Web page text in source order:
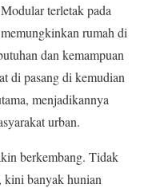
terletak pada
rumah di
dan kemampuan
di pasang di kemudian
menjadikannya
urban.
berkembang. Tidak
kini banyak hunian